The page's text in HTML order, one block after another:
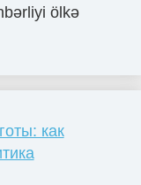
ölkə
как